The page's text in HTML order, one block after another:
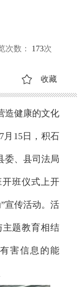
次数： 173次
收藏
造健康的文化
月15日，积石
委、县司法局
开班仪式上开
宣传活动。活
题教育相结
害信息的能